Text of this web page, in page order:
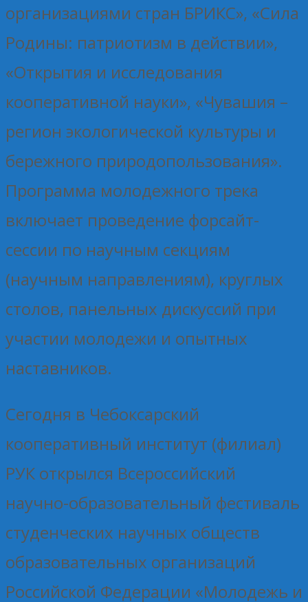
организациями стран БРИКС», «Сила
Родины: патриотизм в действии»,
«Открытия и исследования
кооперативной науки», «Чувашия –
регион экологической культуры и
бережного природопользования».
Программа молодежного трека
включает проведение форсайт-
сессии по научным секциям
(научным направлениям), круглых
столов, панельных дискуссий при
участии молодежи и опытных
наставников.
Сегодня в Чебоксарский
кооперативный институт (филиал)
РУК открылся Всероссийский
научно-образовательный фестиваль
студенческих научных обществ
образовательных организаций
Российской Федерации «Молодежь и